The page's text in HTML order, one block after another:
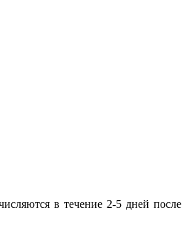
в течение 2-5 дней после